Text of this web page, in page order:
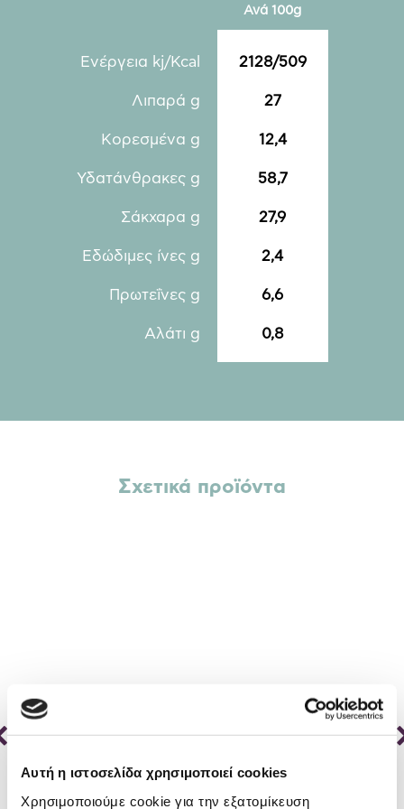
Αυτή η ιστοσελίδα χρησιμοποιεί cookies
Χρησιμοποιούμε cookie για την εξατομίκευση
Ανά 100g
Ενέργεια kj/Kcal 2128/509
Λιπαρά g 27
Kορεσμένα g 12,4
Υδατάνθρακες g 58,7
Σάκχαρα g 27,9
Εδώδιμες ίνες g 2,4
Πρωτεΐνες g 6,6
Αλάτι g 0,8
Σχετικά προϊόντα